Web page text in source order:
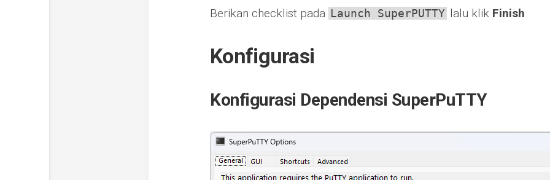
Berikan checklist pada Launch SuperPUTTY lalu klik Finish
Konfigurasi
Konfigurasi Dependensi SuperPuTTY